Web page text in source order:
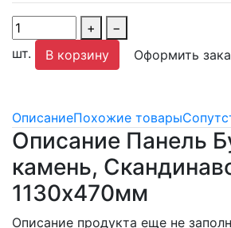
+
−
шт.
В корзину Оформить
ОписаниеПохожие товары
Описание Панель
камень,
1130х470мм
Описание продукта еще не